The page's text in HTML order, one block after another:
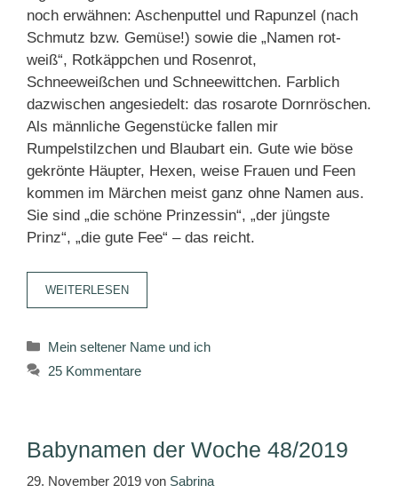
noch erwähnen: Aschenputtel und Rapunzel (nach
Schmutz bzw. Gemüse!) sowie die „Namen rot-
weiß“, Rotkäppchen und Rosenrot,
Schneeweißchen und Schneewittchen. Farblich
dazwischen angesiedelt: das rosarote Dornröschen.
Als männliche Gegenstücke fallen mir
Rumpelstilzchen und Blaubart ein. Gute wie böse
gekrönte Häupter, Hexen, weise Frauen und Feen
kommen im Märchen meist ganz ohne Namen aus.
Sie sind „die schöne Prinzessin“, „der jüngste
Prinz“, „die gute Fee“ – das reicht.
WEITERLESEN
Kategorien
Mein seltener Name und ich
25 Kommentare
Babynamen der Woche 48/2019
29. November 2019 von Sabrina